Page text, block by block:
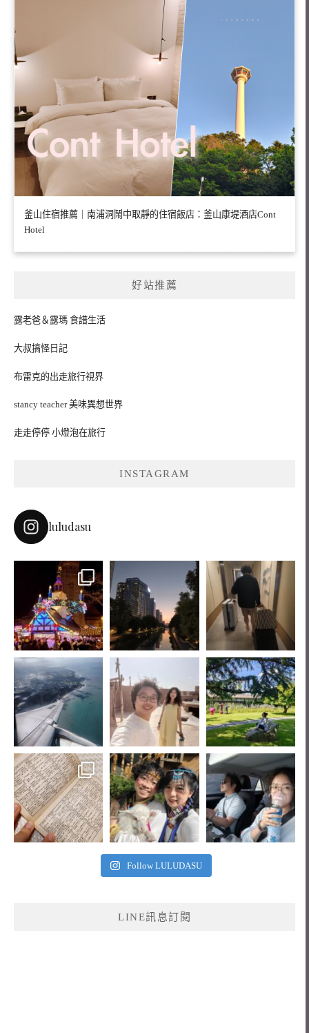
釜山住宿推薦｜南浦洞鬧中取靜的住宿飯店：釜山康堤酒店Cont
Hotel
好站推薦
露老爸＆露瑪 食譜生活
大叔搞怪日記
布雷克的出走旅行視界
stancy teacher 美味異想世界
走走停停 小燈泡在旅行
INSTAGRAM
luludasu
Follow LULUDASU
LINE訊息訂閱